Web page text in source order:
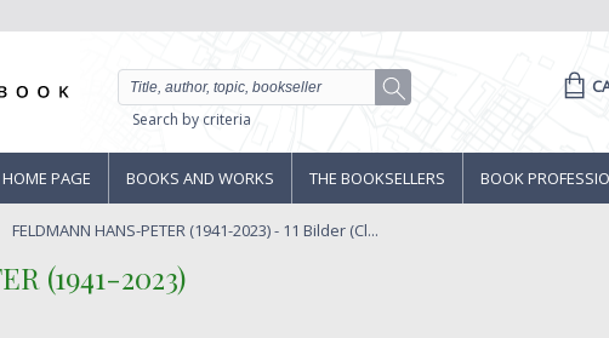
Search by criteria
HOME PAGE BOOKS AND WORKS THE BOOKSELLERS BOOK
FELDMANN HANS-PETER (1941-2023) - 11 Bilder (Cl...
(1941-2023)‎